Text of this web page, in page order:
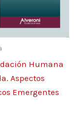
ABOGADO-
EJERCICIO
Humana
Aspectos
Emergentes